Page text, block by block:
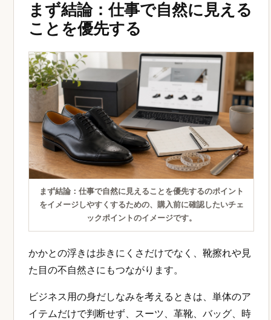
まず結論：仕事で自然に見える
ことを優先する
まず結論：仕事で自然に見えることを優先するのポイント
をイメージしやすくするための、購入前に確認したいチェ
ックポイントのイメージです。
かかとの浮きは歩きにくさだけでなく、靴擦れや見
た目の不自然さにもつながります。
ビジネス用の身だしなみを考えるときは、単体のア
イテムだけで判断せず、スーツ、革靴、バッグ、時